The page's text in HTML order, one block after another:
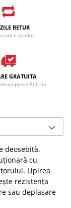
RETUR
orice produs
GRATUITA
peste 500 lei
deosebită.
cu
Lipirea
rezistența
sau deplasare